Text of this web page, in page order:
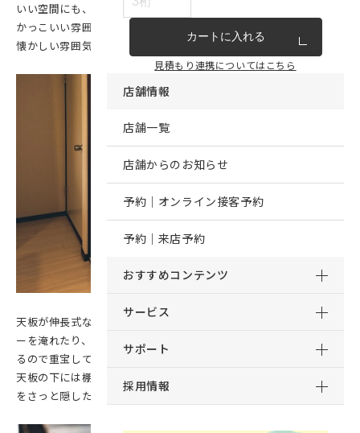
カートに入れる
見積もり連携についてはこちら
店舗情報
店舗一覧
店舗からのお知らせ
予約｜オンライン接客予約
予約｜来店予約
おすすめコンテンツ
サービス
サポート
採用情報
いい空間にも、
かっこいい雰囲気のお部屋にも馴染みます。気取らず、どことなく
懐かしい雰囲気が魅力です。
天板が伸長式なので、普段は折りたたんでコンパクトに。 コーヒ
ーを淹れたり、ごはんの準備をするときなどは、天板を広げて使え
るので重宝しています。
天板の下には棚板があり、来客時に、出しっぱなしの書類や郵便物
をさっと隠したりするのにも便利です（笑）